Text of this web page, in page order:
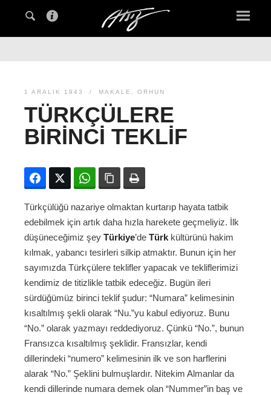
1 ARALIK 1943 MAKALE , ORHUN
TÜRKÇÜLERE
BIRINCI TEKLIF
FacebookTwitter WhatsAppBağlanıyı kopyala
Türkçülüğü nazariye olmaktan kurtarıp hayata tatbik
edebilmek için artık daha hızla harekete geçmeliyiz. İlk
düşüneceğimiz şey Türkiye’de Türk kültürünü hakim
kılmak, yabancı tesirleri silkip atmaktır. Bunun için her
sayımızda Türkçülere teklifler yapacak ve tekliflerimizi
kendimiz de titizlikle tatbik edeceğiz. Bugün ileri
sürdüğümüz birinci teklif şudur: “Numara” kelimesinin
kısaltılmış şekli olarak “Nu.”yu kabul ediyoruz. Bunu
“No.” olarak yazmayı reddediyoruz. Çünkü “No.”, bunun
Fransızca kısaltılmış şeklidir. Fransızlar, kendi
dillerindeki “numero” kelimesinin ilk ve son harflerini
alarak “No.” Şeklini bulmuşlardır. Nitekim Almanlar da
kendi dillerinde numara demek olan “Nummer”in baş ve